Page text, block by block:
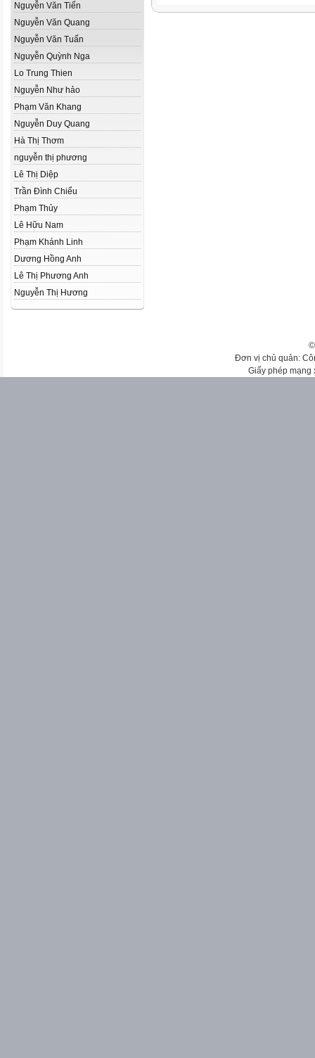
Nguyễn Văn Tiến
Nguyễn Văn Quang
Nguyễn Văn Tuấn
Nguyễn Quỳnh Nga
Lo Trung Thien
Nguyễn Như hảo
Phạm Văn Khang
Nguyễn Duy Quang
Hà Thị Thơm
nguyễn thị phương
Lê Thị Diệp
Trần Đình Chiểu
Phạm Thủy
Lê Hữu Nam
Phạm Khánh Linh
Dương Hồng Anh
Lê Thị Phương Anh
Nguyễn Thị Hương
Đơn vị chủ quản:
Giấy phép mạng